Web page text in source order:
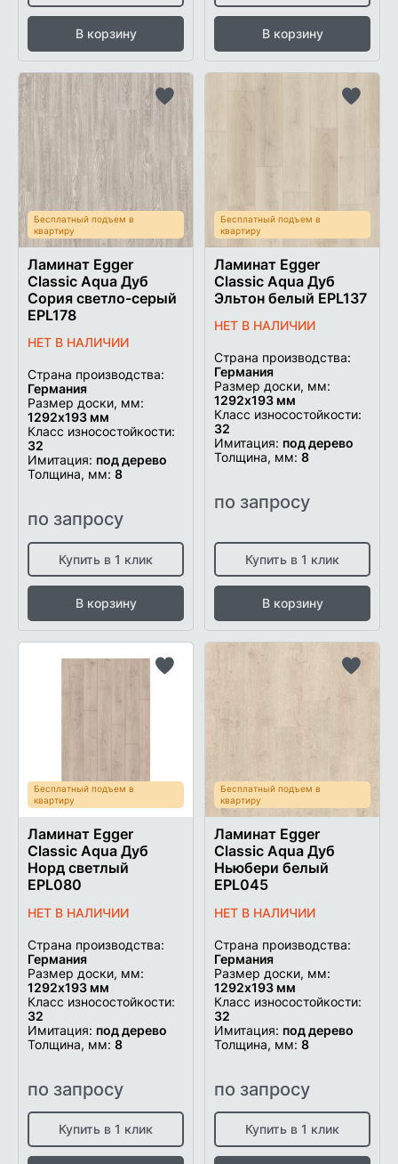
В корзину В корзину
Бесплатный подъем в
квартиру
Добавить
желаемого
Ламинат Egger
Classic Aqua Дуб
Сория светло-серый
EPL178
НЕТ В НАЛИЧИИ
Страна производства:
Германия
Размер доски, мм:
1292х193 мм
Класс износостойкости:
32
Имитация: под дерево
Толщина, мм:8
по запросу
Купить в 1 клик
В корзину
Бесплатный подъем в
квартиру
Ламинат Egger
Classic Aqua Дуб
Эльтон белый EPL137
НЕТ В НАЛИЧИИ
Страна производства:
Германия
Размер доски, мм:
1292х193 мм
Класс износостойкости:
32
Имитация: под дерево
Толщина, мм:8
по запросу
Купить в 1 клик
В корзину
Бесплатный подъем в
квартиру
Добавить
Ламинат Egger
Classic Aqua Дуб
Норд светлый
EPL080
НЕТ В НАЛИЧИИ
Страна производства:
Германия
Размер доски, мм:
1292х193 мм
Класс износостойкости:
32
Имитация: под дерево
Толщина, мм:8
по запросу
Купить в 1 клик
Бесплатный подъем в
квартиру
Ламинат Egger
Classic Aqua Дуб
Ньюбери белый
EPL045
НЕТ В НАЛИЧИИ
Страна производства:
Германия
Размер доски, мм:
1292х193 мм
Класс износостойкости:
32
Имитация: под дерево
Толщина, мм:8
по запросу
Купить в 1 клик